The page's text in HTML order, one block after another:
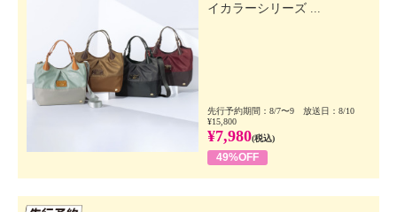
イカラーシリーズ ...
先行予約期間：8/7〜9 放送日：8/10
¥15,800
¥7,980(税込)
49%OFF